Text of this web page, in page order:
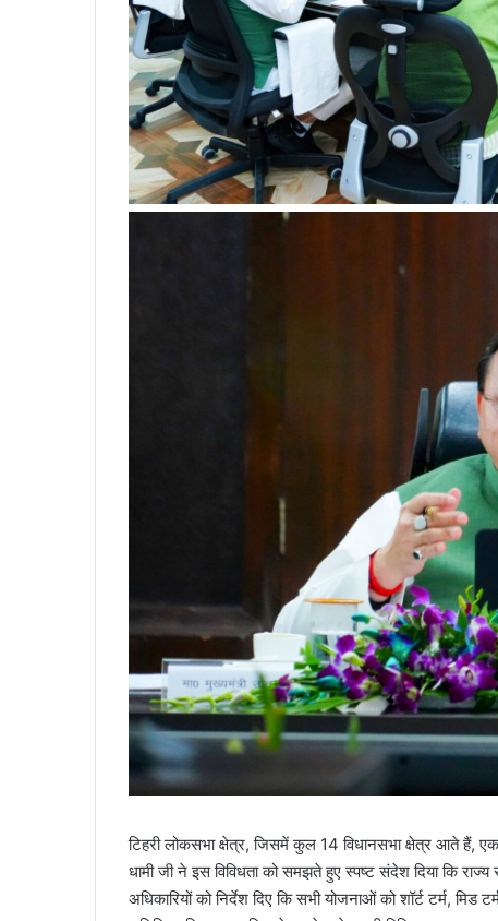
टिहरी लोकसभा क्षेत्र, जिसमें कुल 14 विधानसभा क्षेत्र आते हैं,
धामी जी ने इस विविधता को समझते हुए स्पष्ट संदेश दिया कि
अधिकारियों को निर्देश दिए कि सभी योजनाओं को शॉर्ट टर्म, मिड